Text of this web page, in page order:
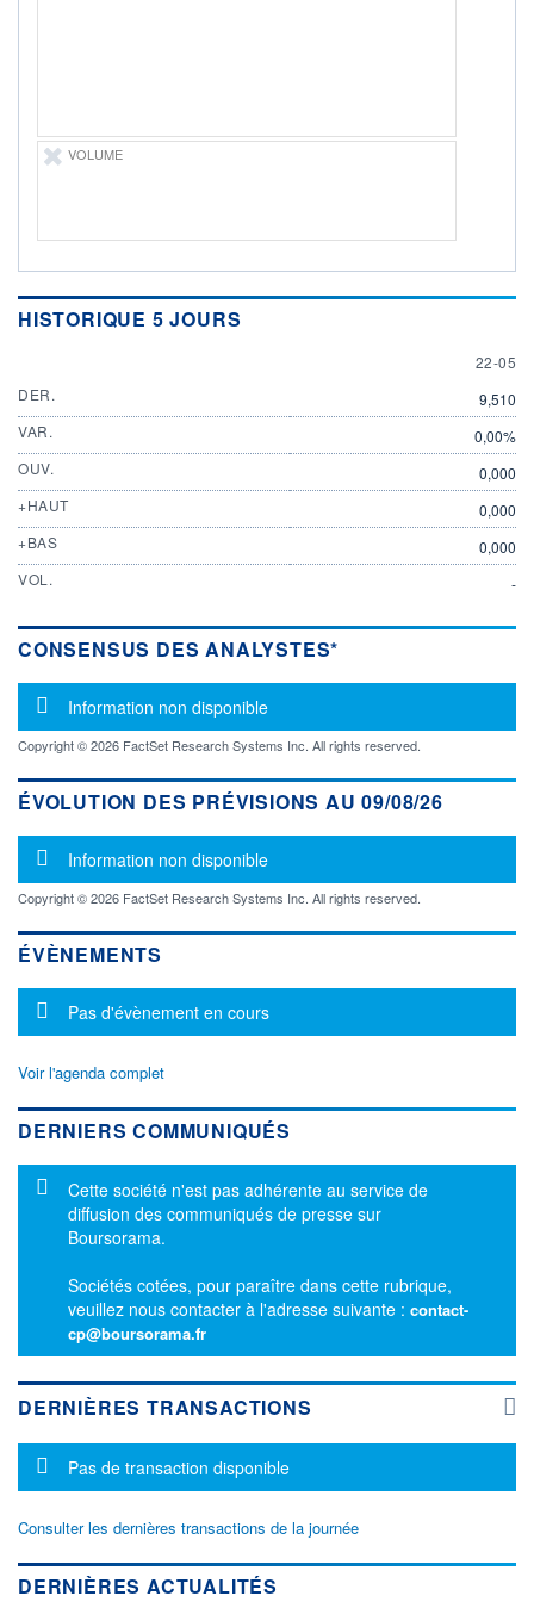
+ PORTEFEUILLE + LISTE
VOLUME
HISTORIQUE 5 JOURS
22 MAY
22-05
DER.
9,510
VAR.
0,00%
OUV.
0,000
+HAUT
0,000
+BAS
0,000
VOL.
-
CONSENSUS DES ANALYSTES*
Message d'information
Information non disponible
Copyright © 2026 FactSet Research Systems Inc. All rights reserved.
ÉVOLUTION DES PRÉVISIONS AU 09/08/26
Message d'information
Information non disponible
Copyright © 2026 FactSet Research Systems Inc. All rights reserved.
ÉVÈNEMENTS
Message d'information
Pas d'évènement en cours
Voir l'agenda complet
DERNIERS COMMUNIQUÉS
Message d'information
Cette société n'est pas adhérente au service de
diffusion des communiqués de presse sur
Boursorama.
Sociétés cotées, pour paraître dans cette rubrique,
veuillez nous contacter à l'adresse suivante : contact-
cp@boursorama.fr
DERNIÈRES TRANSACTIONS
Message d'information
Pas de transaction disponible
Consulter les dernières transactions de la journée
DERNIÈRES ACTUALITÉS